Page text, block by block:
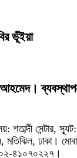
ভূঁইয়া
আহমেদ।
শতাব্দী সেন্টার,
মতিঝিল, ঢাকা।
৪১০৭০২২৭।